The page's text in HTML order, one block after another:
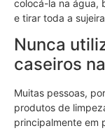
colocá-la na água,
e tirar toda a
Nunca
caseiros
Muitas pessoas,
produtos de
principalmente em